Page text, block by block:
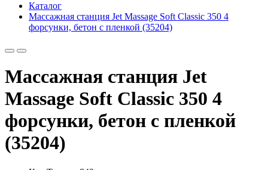
Каталог
Массажная станция Jet Massage Soft Classic 350 4
форсунки, бетон с пленкой (35204)
Массажная станция Jet
Massage Soft Classic 350 4
форсунки, бетон с пленкой
(35204)